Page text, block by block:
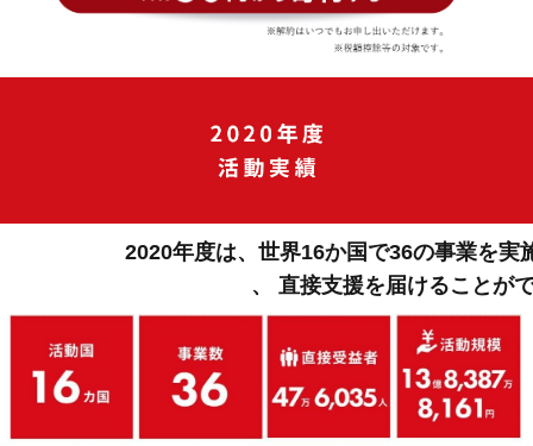
2020年度は、世界16か国で36の事業を実
、
直接支援を届けることが